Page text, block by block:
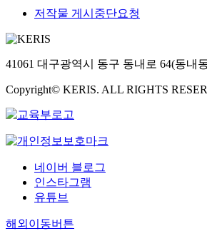
저작물 게시중단요청
41061 대구광역시 동구 동내로 64(동내
Copyright© KERIS. ALL RIGHTS
네이버 블로그
인스타그램
유튜브
해외이동버튼